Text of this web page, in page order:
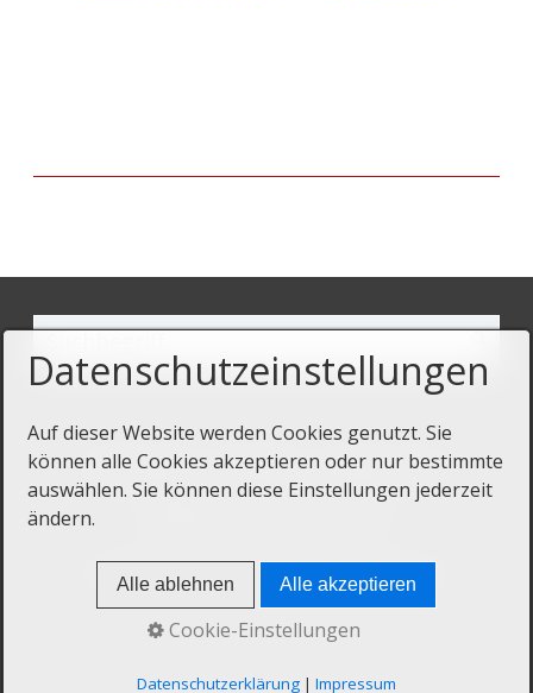
Startseite Kontakt Impressum
© 2020 Sorbischer Kulturtourismus
Datenschutzeinstellungen
Auf dieser Website werden Cookies genutzt. Sie
können alle Cookies akzeptieren oder nur bestimmte
auswählen. Sie können diese Einstellungen jederzeit
ändern.
Alle ablehnen Alle akzeptieren
Cookie-Einstellungen
Datenschutzerklärung| Impressum